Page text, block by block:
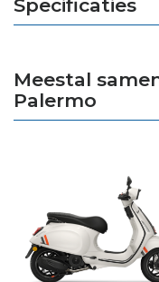
Specificaties
Meestal
Palermo